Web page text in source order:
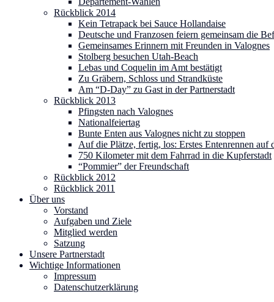
Rückblick 2014
Kein Tetrapack bei Sauce Hollandaise
Deutsche und Franzosen feiern gemeinsam die
Gemeinsames Erinnern mit Freunden in Valognes
Stolberg besuchen Utah-Beach
Lebas und Coquelin im Amt bestätigt
Zu Gräbern, Schloss und Strandküste
Am “D-Day” zu Gast in der Partnerstadt
Rückblick 2013
Pfingsten nach Valognes
Nationalfeiertag
Bunte Enten aus Valognes nicht zu stoppen
Auf die Plätze, fertig, los: Erstes Entenrennen auf
750 Kilometer mit dem Fahrrad in die Kupferstadt
“Pommier” der Freundschaft
Rückblick 2012
Rückblick 2011
Über uns
Vorstand
Aufgaben und Ziele
Mitglied werden
Satzung
Unsere Partnerstadt
Wichtige Informationen
Impressum
Datenschutzerklärung